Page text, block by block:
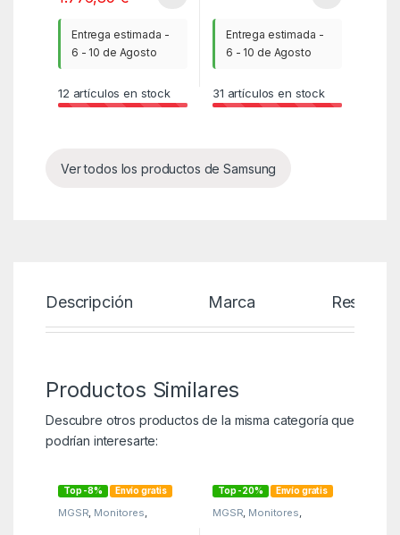
Entrega estimada -
6 - 10 de Agosto
12 artículos en stock
Entrega estimada -
6 - 10 de Agosto
31 artículos en stock
Ver todos los productos de Samsung
Descripción Marca Reseñas
Productos Similares
Descubre otros productos de la misma categoría que
podrían interesarte:
Top -8% Envío gratis
MGSR Monitores
Monitores y tv
Top -20% Envío gratis
MGSR Monitores
Monitores y tv